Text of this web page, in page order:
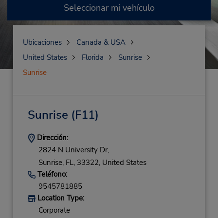
Seleccionar mi vehículo
Ubicaciones
Canada & USA
United States
Florida
Sunrise
Sunrise
Sunrise (F11)
Dirección:
2824 N University Dr,
Sunrise, FL, 33322, United States
Teléfono:
9545781885
Location Type:
Corporate